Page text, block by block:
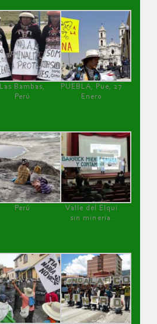
Las Bambas,
Perú
PUEBLA, Pue, 27
Enero
Perú
Valle del Elqui
sin minería.